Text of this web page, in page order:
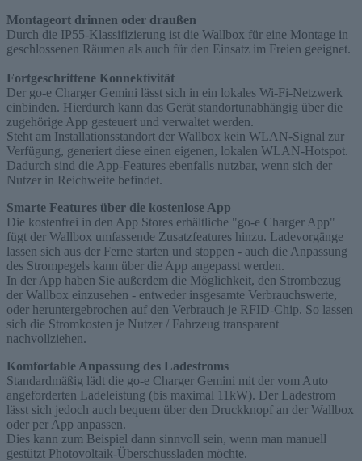
Montageort drinnen oder draußen
Durch die IP55-Klassifizierung ist die Wallbox für eine Montage in
geschlossenen Räumen als auch für den Einsatz im Freien geeignet.
Fortgeschrittene Konnektivität
Der go-e Charger Gemini lässt sich in ein lokales Wi-Fi-Netzwerk
einbinden. Hierdurch kann das Gerät standortunabhängig über die
zugehörige App gesteuert und verwaltet werden.
Steht am Installationsstandort der Wallbox kein WLAN-Signal zur
Verfügung, generiert diese einen eigenen, lokalen WLAN-Hotspot.
Dadurch sind die App-Features ebenfalls nutzbar, wenn sich der
Nutzer in Reichweite befindet.
Smarte Features über die kostenlose App
Die kostenfrei in den App Stores erhältliche "go-e Charger App"
fügt der Wallbox umfassende Zusatzfeatures hinzu. Ladevorgänge
lassen sich aus der Ferne starten und stoppen - auch die Anpassung
des Strompegels kann über die App angepasst werden.
In der App haben Sie außerdem die Möglichkeit, den Strombezug
der Wallbox einzusehen - entweder insgesamte Verbrauchswerte,
oder heruntergebrochen auf den Verbrauch je RFID-Chip. So lassen
sich die Stromkosten je Nutzer / Fahrzeug transparent
nachvollziehen.
Komfortable Anpassung des Ladestroms
Standardmäßig lädt die go-e Charger Gemini mit der vom Auto
angeforderten Ladeleistung (bis maximal 11kW). Der Ladestrom
lässt sich jedoch auch bequem über den Druckknopf an der Wallbox
oder per App anpassen.
Dies kann zum Beispiel dann sinnvoll sein, wenn man manuell
gestützt Photovoltaik-Überschussladen möchte.